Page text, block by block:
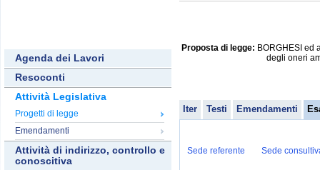
Agenda dei Lavori
Resoconti
Attività Legislativa
Progetti di legge
Emendamenti
Attività di indirizzo, controllo e
conoscitiva
Proposta di legge: BORGHESI ed
degli oneri
Iter Testi Emendamenti
Sede referente Sede